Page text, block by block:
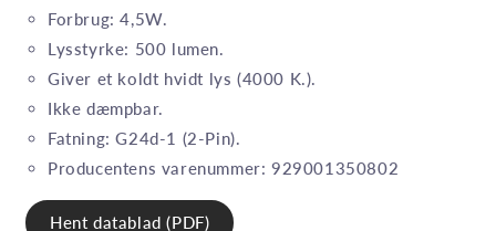
Forbrug: 4,5W.
Lysstyrke: 500 lumen.
Giver et koldt hvidt lys (4000 K.).
Ikke dæmpbar.
Fatning: G24d-1 (2-Pin).
Producentens varenummer: 929001350802
Hent datablad (PDF)